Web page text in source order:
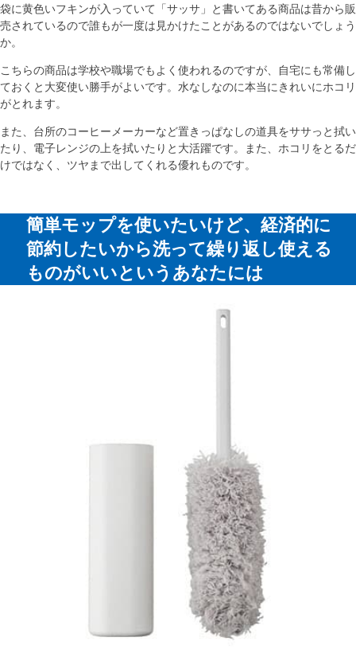
袋に黄色いフキンが入っていて「サッサ」と書いてある商品は昔から販
売されているので誰もが一度は見かけたことがあるのではないでしょう
か。
こちらの商品は学校や職場でもよく使われるのですが、自宅にも常備し
ておくと大変使い勝手がよいです。水なしなのに本当にきれいにホコリ
がとれます。
また、台所のコーヒーメーカーなど置きっぱなしの道具をササっと拭い
たり、電子レンジの上を拭いたりと大活躍です。また、ホコリをとるだ
けではなく、ツヤまで出してくれる優れものです。
簡単モップを使いたいけど、経済的に
節約したいから洗って繰り返し使える
ものがいいというあなたには